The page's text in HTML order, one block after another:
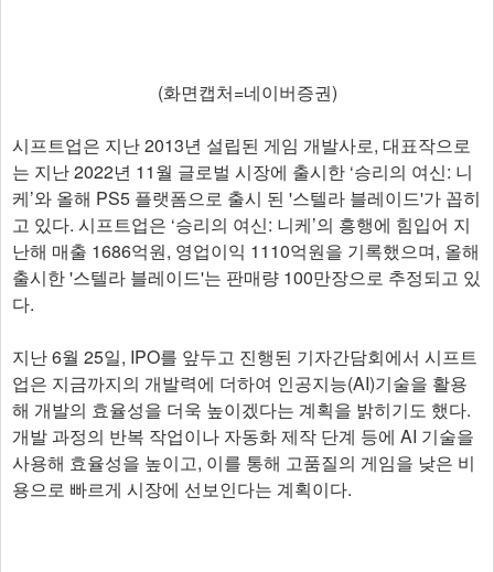
(화면캡처=네이버증권)
시프트업은 지난 2013년 설립된 게임 개발사로, 대표작으로
는 지난 2022년 11월 글로벌 시장에 출시한 ‘승리의 여신: 니
케’와 올해 PS5 플랫폼으로 출시 된 '스텔라 블레이드'가 꼽히
고 있다. 시프트업은 ‘승리의 여신: 니케’의 흥행에 힘입어 지
난해 매출 1686억원, 영업이익 1110억원을 기록했으며, 올해
출시한 '스텔라 블레이드'는 판매량 100만장으로 추정되고 있
다.
지난 6월 25일, IPO를 앞두고 진행된 기자간담회에서 시프트
업은 지금까지의 개발력에 더하여 인공지능(AI)기술을 활용
해 개발의 효율성을 더욱 높이겠다는 계획을 밝히기도 했다.
개발 과정의 반복 작업이나 자동화 제작 단계 등에 AI 기술을
사용해 효율성을 높이고, 이를 통해 고품질의 게임을 낮은 비
용으로 빠르게 시장에 선보인다는 계획이다.